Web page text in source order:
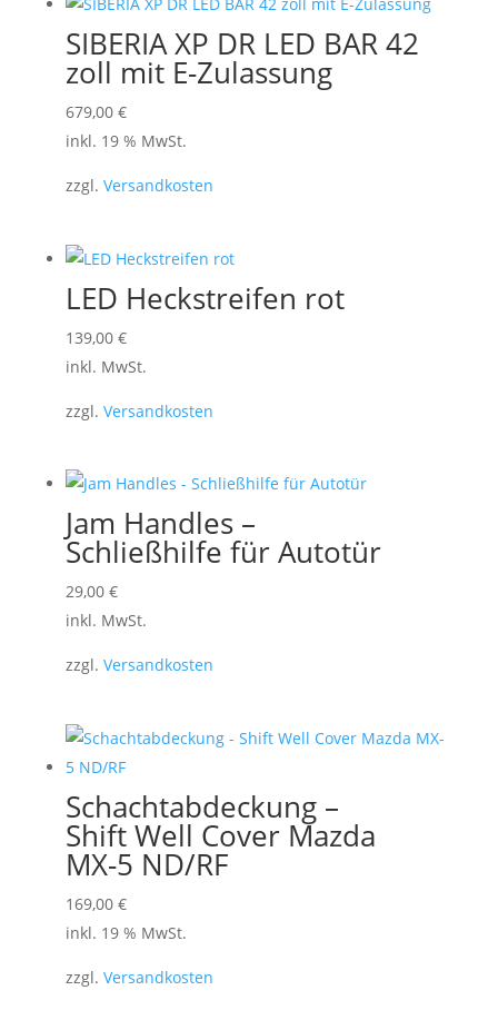
SIBERIA XP DR LED BAR 42
zoll mit E-Zulassung
679,00 €
inkl. 19 % MwSt.
zzgl. Versandkosten
LED Heckstreifen rot
139,00 €
mehrere
auf.
Die
Optionen
können
inkl. MwSt.
zzgl. Versandkosten
Jam Handles –
Schließhilfe für Autotür
29,00 €
mehrere
auf.
Optionen
können
auf
der
gewählt
inkl. MwSt.
zzgl. Versandkosten
Schachtabdeckung –
Shift Well Cover Mazda
MX-5 ND/RF
169,00 €
inkl. 19 % MwSt.
zzgl. Versandkosten